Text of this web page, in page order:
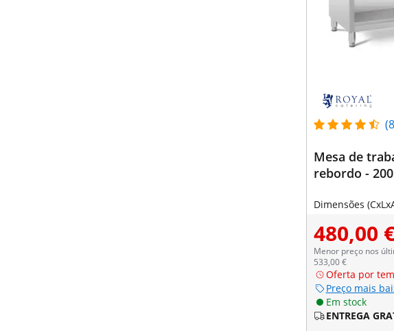
Mesa de
rebordo -
Dimensões
480,00
Menor preço nos
533,00 €
Oferta por
Preço mais
Em stock
ENTREGA